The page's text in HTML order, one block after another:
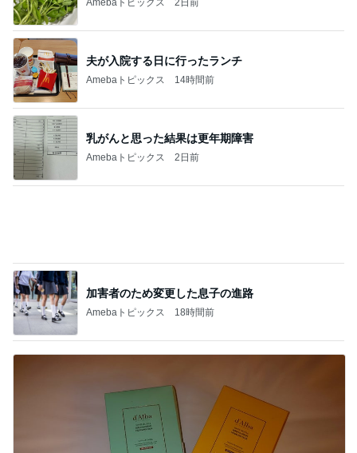
夫が入院する日に行ったランチ
Amebaトピックス 14時間前
乳がんと思った結果は更年期障害
Amebaトピックス 2日前
加害者のため変更した息子の進路
Amebaトピックス 18時間前